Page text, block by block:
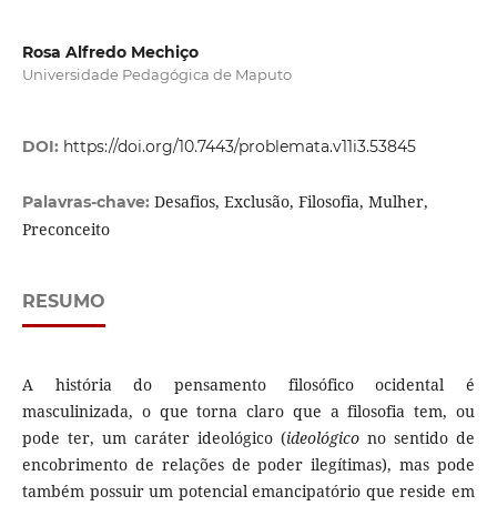
Rosa Alfredo Mechiço
Universidade Pedagógica de Maputo
DOI: https://doi.org/10.7443/problemata.v11i3.53845
Palavras-chave: Desafios, Exclusão, Filosofia, Mulher,
Preconceito
RESUMO
A história do pensamento filosófico ocidental é
masculinizada, o que torna claro que a filosofia tem, ou
pode ter, um caráter ideológico (ideológicono sentido de
encobrimento de relações de poder ilegítimas), mas pode
também possuir um potencial emancipatório que reside em